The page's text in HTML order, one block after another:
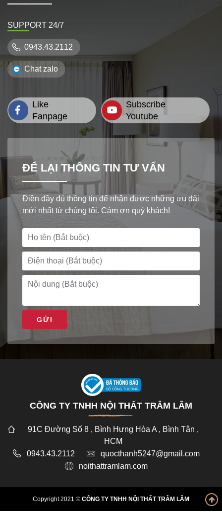
SUPPORT 24/7
0943.43.2112
Chat zalo
Like
Fanpage
Subscribe
Youtube
ĐỂ LẠI THÔNG TIN TƯ VẤN
Điền đầy đủ thông tin để nhận được những ưu đãi
mới nhất từ chúng tôi. Cảm ơn quý khách!
GỬI
CÔNG TY TNHH NỘI THẤT TRÂM LÂM
91C Đường Số 8 , Bình Hưng Hòa A , Bình Tân ,
HCM
0943.43.2112
quocthanh5247@gmail.com
noithattramlam.com
Copyright 2021 © CÔNG TY TNHH NỘI THẤT TRÂM LÂM